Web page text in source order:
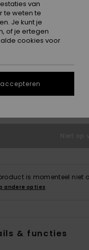
is momenteel niet
andere opties
& functies
van
te weten te
Je kunt je
of je ertegen
cookies voor